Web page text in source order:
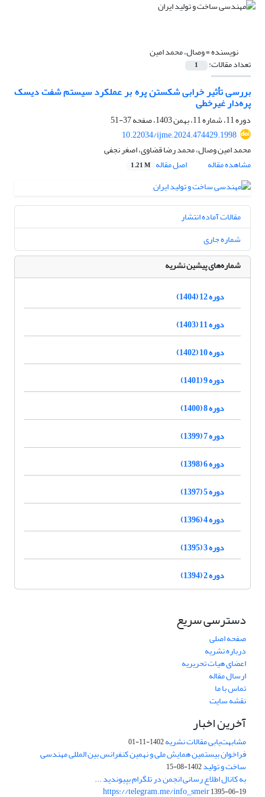
نویسنده =وصال، محمد امین
تعداد مقالات: 1
بررسی تأثیر خرابی شکستن پره بر عملکرد سیستم شفت دیسک
پره‌دار غیر‌خطی
دوره 11، شماره 11، بهمن 1403، صفحه
37-51
10.22034/ijme.2024.474429.1998
محمد امین وصال، محمد رضا قضاوی، اصغر نجفی
مشاهده مقاله
اصل مقاله 1.21 M
مقالات آماده انتشار
شماره جاری
شماره‌های پیشین نشریه
دوره 12 (1404)
دوره 11 (1403)
دوره 10 (1402)
دوره 9 (1401)
دوره 8 (1400)
دوره 7 (1399)
دوره 6 (1398)
دوره 5 (1397)
دوره 4 (1396)
دوره 3 (1395)
دوره 2 (1394)
دسترسی سریع
صفحه اصلی
درباره نشریه
اعضای هیات تحریریه
ارسال مقاله
تماس با ما
نقشه سایت
آخرین اخبار
مشابهت‌یابی مقالات نشریه1402-11-01
فراخوان بیستمین همایش ملی و نهمین کنفرانس بین المللی مهندسی
ساخت و تولید1402-08-15
به کانال اطلاع رسانی انجمن در تلگرام بپیوندید ...
https://telegram.me/info_smeir1395-06-19